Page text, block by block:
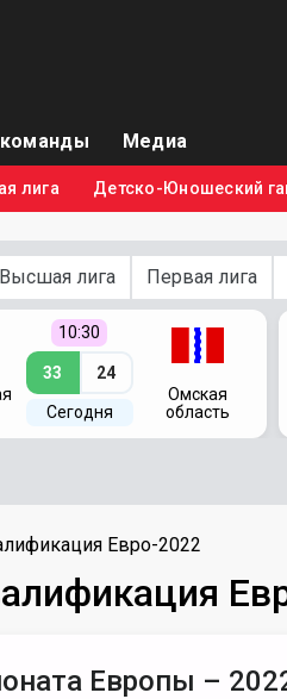
Медиа
лига Детско-Юношеский
Высшая лига Первая лига
10:30
33 24
Сегодня
Омская
область
Евро-2022
Европы –